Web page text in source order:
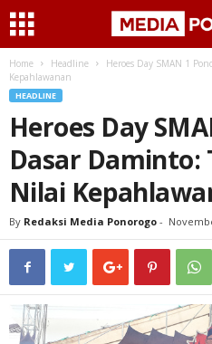
Home Headline
Heroes Day SMAN 1
Kepahlawanan
HEADLINE
Heroes Day
Dasar Daminto:
Nilai
By Redaksi Media Ponorogo -